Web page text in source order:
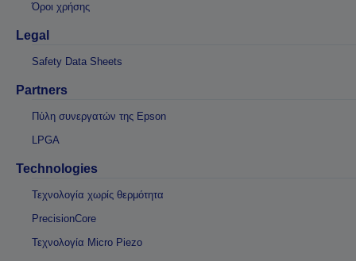
Όροι χρήσης
Legal
Safety Data Sheets
Partners
Πύλη συνεργατών της Epson
LPGA
Technologies
Τεχνολογία χωρίς θερμότητα
PrecisionCore
Τεχνολογία Micro Piezo